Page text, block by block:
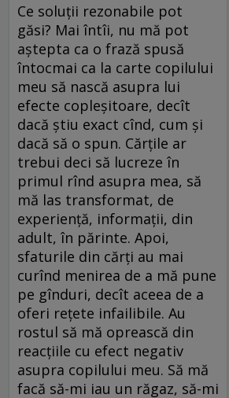
Ce soluţii rezonabile pot
găsi? Mai întîi, nu mă pot
aştepta ca o frază spusă
întocmai ca la carte copilului
meu să nască asupra lui
efecte copleşitoare, decît
dacă ştiu exact cînd, cum şi
dacă să o spun. Cărţile ar
trebui deci să lucreze în
primul rînd asupra mea, să
mă las transformat, de
experienţă, informaţii, din
adult, în părinte. Apoi,
sfaturile din cărţi au mai
curînd menirea de a mă pune
pe gînduri, decît aceea de a
oferi reţete infailibile. Au
rostul să mă oprească din
reacţiile cu efect negativ
asupra copilului meu. Să mă
facă să-mi iau un răgaz, să-mi